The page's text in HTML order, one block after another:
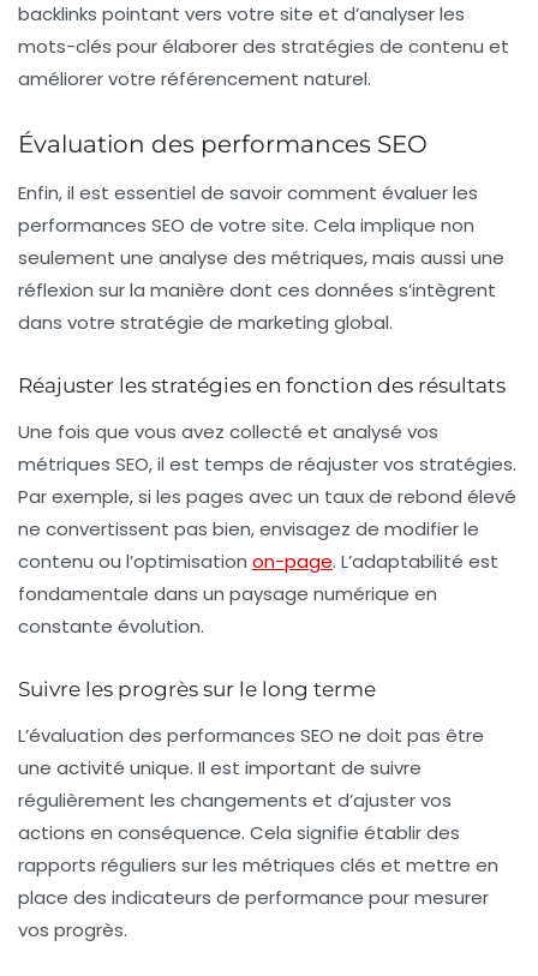
backlinks pointant vers votre site et d’analyser les
mots-clés pour élaborer des stratégies de contenu et
améliorer votre référencement naturel.
Évaluation des performances SEO
Enfin, il est essentiel de savoir comment évaluer les
performances SEO de votre site. Cela implique non
seulement une analyse des métriques, mais aussi une
réflexion sur la manière dont ces données s’intègrent
dans votre stratégie de marketing global.
Réajuster les stratégies en fonction des résultats
Une fois que vous avez collecté et analysé vos
métriques SEO, il est temps de réajuster vos stratégies.
Par exemple, si les pages avec un taux de rebond élevé
ne convertissent pas bien, envisagez de modifier le
contenu ou l’optimisation on-page. L’adaptabilité est
fondamentale dans un paysage numérique en
constante évolution.
Suivre les progrès sur le long terme
L’évaluation des performances SEO ne doit pas être
une activité unique. Il est important de suivre
régulièrement les changements et d’ajuster vos
actions en conséquence. Cela signifie établir des
rapports réguliers sur les métriques clés et mettre en
place des indicateurs de performance pour mesurer
vos progrès.